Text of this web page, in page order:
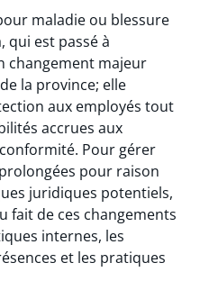
maladie ou blessure
qui est passé à
changement majeur
la province; elle
aux employés tout
accrues aux
Pour gérer
pour raison
juridiques potentiels,
fait de ces changements
internes, les
et les pratiques